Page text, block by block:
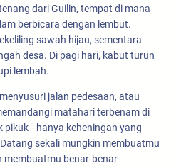
dari Guilin, tempat di mana
berbicara dengan lembut.
sawah hijau, sementara
desa. Di pagi hari, kabut turun
lembah.
jalan pedesaan, atau
matahari terbenam di
pikuk—hanya keheningan yang
sekali mungkin membuatmu
membuatmu benar-benar